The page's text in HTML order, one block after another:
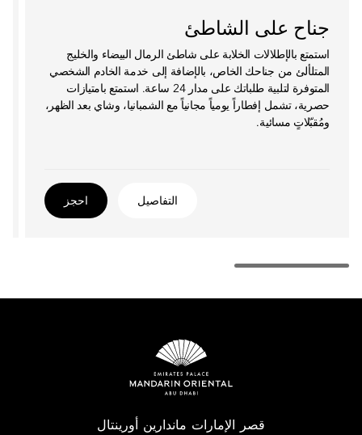
جناح على الشاطئ
استمتع بالإطلالات الخلابة على شاطئ الرمال البيضاء والخليج
المتلألئ من جناحك الخاص، بالإضافة إلى خدمة الخادم الشخصي
المتوفرة لتلبية طلباتك على مدار 24 ساعة. استمتع بامتيازات
حصرية، تشمل إفطاراً يومياً مجانياً مع الشمبانيا، وشاي بعد الظهر،
ومُقبّلاتٍ مسائية.
التفاصيل احجز
قصر الإمارات ماندارين أورينتال